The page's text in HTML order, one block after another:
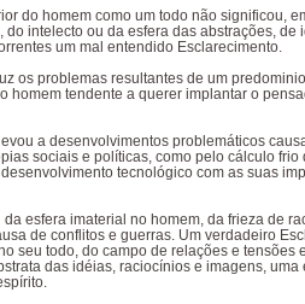
do homem como um todo não significou,
intelecto ou da esfera das abstrações, de
um mal entendido Esclarecimento.
os problemas resultantes de um
homem tendente a querer implantar o
a desenvolvimentos problemáticos
sociais e políticas, como pelo cálculo frio
tecnológico com as suas
esfera imaterial no homem, da frieza de
de conflitos e guerras. Um verdadeiro
seu todo, do campo de relações e tensões
das idéias, raciocínios e imagens,